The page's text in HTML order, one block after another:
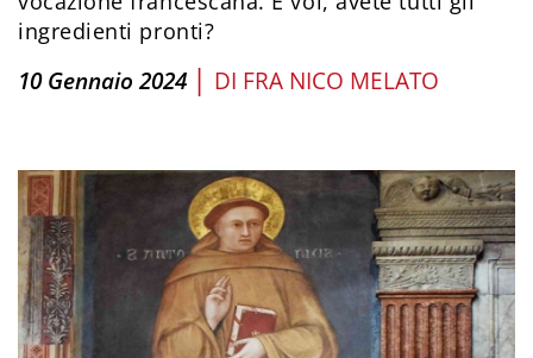
ingredienti pronti?
10 Gennaio 2024 | DI FRA NICO MELATO